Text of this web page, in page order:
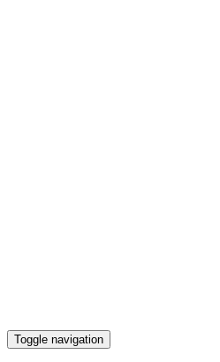
Toggle navigation